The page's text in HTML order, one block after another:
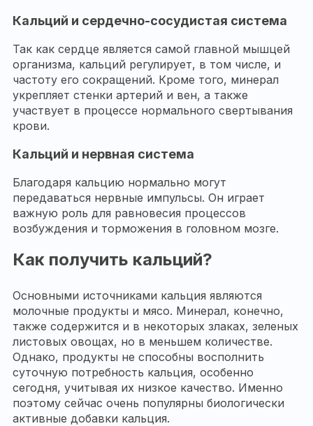
Кальций и сердечно-сосудистая система
Так как сердце является самой главной мышцей
организма, кальций регулирует, в том числе, и
частоту его сокращений. Кроме того, минерал
укрепляет стенки артерий и вен, а также
участвует в процессе нормального свертывания
крови.
Кальций и нервная система
Благодаря кальцию нормально могут
передаваться нервные импульсы. Он играет
важную роль для равновесия процессов
возбуждения и торможения в головном мозге.
Как получить кальций?
Основными источниками кальция являются
молочные продукты и мясо. Минерал, конечно,
также содержится и в некоторых злаках, зеленых
листовых овощах, но в меньшем количестве.
Однако, продукты не способны восполнить
суточную потребность кальция, особенно
сегодня, учитывая их низкое качество. Именно
поэтому сейчас очень популярны биологически
активные добавки кальция.